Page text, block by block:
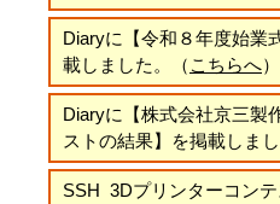
Diaryに 【令和８年度始業
載しました。
（ こちらへ）
Diaryに 【株式会社京三製
ストの結果】 を掲載しまし
SSH 3Dプリンターコン